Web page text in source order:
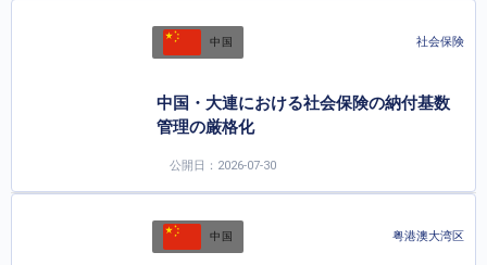
中国 社会保険
中国・大連における社会保険の納付基数
管理の厳格化
公開日：2026-07-30
中国 粤港澳大湾区